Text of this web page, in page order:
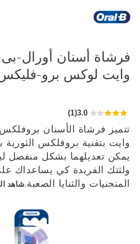
الرئيسية
فرشاة أسنان أورال-
وايت لوكس برو-فليكس
3.0
(1)
3.0
نجوم.
مراجعة
وايت بتقنية بروفلكس الثورية
يمكن تعديلهما بشكل منفصل
ولثتك الفريدة كي يساعداك
المنحنيات والثنايا الصعبة.شاهد